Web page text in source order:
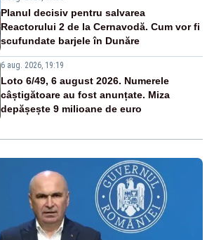
Planul decisiv pentru salvarea
Reactorului 2 de la Cernavodă. Cum vor fi
scufundate barjele în Dunăre
6 aug. 2026, 19:19
Loto 6/49, 6 august 2026. Numerele
câștigătoare au fost anunțate. Miza
depășește 9 milioane de euro